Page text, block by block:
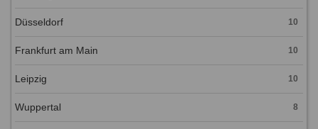
Düsseldorf 10
Frankfurt am Main 10
Leipzig 10
Wuppertal 8